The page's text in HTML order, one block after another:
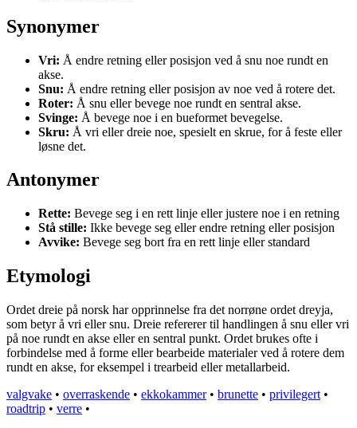
Synonymer
Vri: Å endre retning eller posisjon ved å snu noe rundt en
akse.
Snu: Å endre retning eller posisjon av noe ved å rotere det.
Roter: Å snu eller bevege noe rundt en sentral akse.
Svinge: Å bevege noe i en bueformet bevegelse.
Skru: Å vri eller dreie noe, spesielt en skrue, for å feste eller
løsne det.
Antonymer
Rette: Bevege seg i en rett linje eller justere noe i en retning
Stå stille: Ikke bevege seg eller endre retning eller posisjon
Avvike: Bevege seg bort fra en rett linje eller standard
Etymologi
Ordet dreie på norsk har opprinnelse fra det norrøne ordet dreyja,
som betyr å vri eller snu. Dreie refererer til handlingen å snu eller vri
på noe rundt en akse eller en sentral punkt. Ordet brukes ofte i
forbindelse med å forme eller bearbeide materialer ved å rotere dem
rundt en akse, for eksempel i trearbeid eller metallarbeid.
valgvake • overraskende • ekkokammer• brunette • privilegert •
roadtrip • verre •